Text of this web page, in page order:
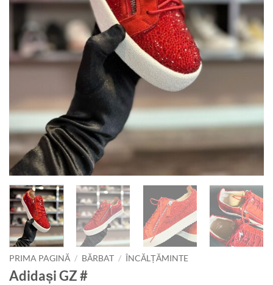
PRIMA PAGINĂ / BĂRBAT / ÎNCĂLȚĂMINTE
Adidași GZ #